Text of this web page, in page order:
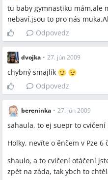
tu baby gymnastiku mám,ale
nebaví,jsou to pro nás
Odpovedz
dvojka • 27. jún 2009
chybný smajlík
Odpovedz
bereninka • 27. jún 2009
sahaula, to ej suepr to cvičení
Holky, nevíte o ěnčem v Pze 6
shaulo, a to cvičení otáčení
zpět na záda, tak ybch to